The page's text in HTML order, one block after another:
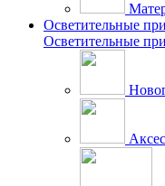
Осветительные
Осветительные